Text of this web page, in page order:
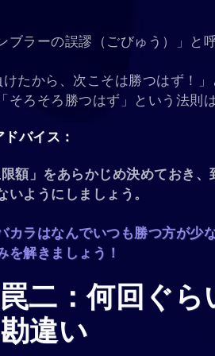
ブラーの誤謬（ごびゅう）」と
けたから、次こそは勝つはず！
そろそろ勝つはず」という法則
バイス：
限額」をあらかじめ決めておき
いようにしましょう。
カラはなんでいつも勝つ方が少
を解きましょう！
二：何回ぐ
違い